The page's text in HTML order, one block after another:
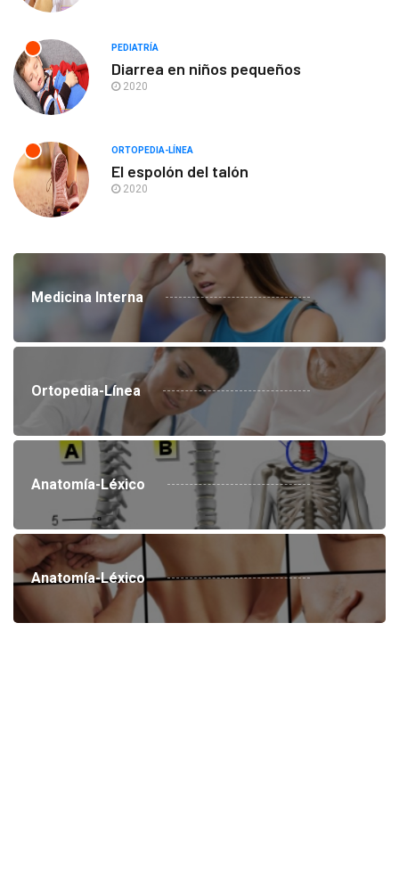
PEDIATRÍA
Diarrea en niños pequeños
2020
ORTOPEDIA-LÍNEA
El espolón del talón
2020
Medicina Interna
Ortopedia-Línea
Anatomía-Léxico
Anatomía-Léxico